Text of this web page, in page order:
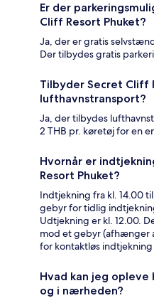
Er der
Cliff Resort Phuket?
Ja, der er gratis
Der tilbydes gratis
Tilbyder Secret Cliff
lufthavnstransport?
Ja, der tilbydes
2 THB pr. køretøj for en
Hvornår er
Resort Phuket?
Indtjekning fra kl. 14.00
gebyr for tidlig
Udtjekning er kl. 12.00.
mod et gebyr (afhænger
for kontaktløs
Hvad kan jeg opleve
og i nærheden?